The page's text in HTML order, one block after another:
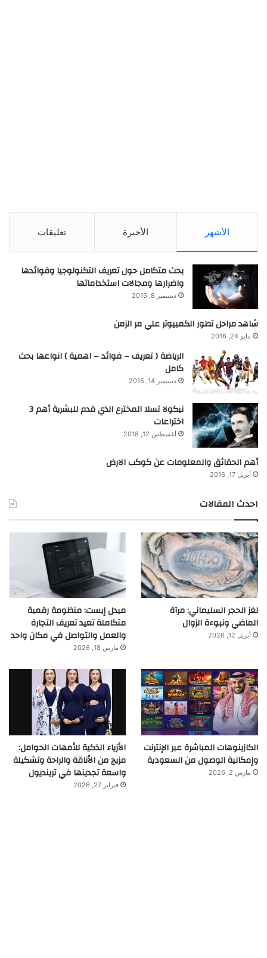
الأشهر الأخيرة تعليقات
بحث متكامل حول تعريف التكنولوجيا وفوائدها
واضرارها ومجالات استخداماتها
ديسمبر 8, 2015
شاهد مراحل تطور الكمبيوتر علي مر الزمن
مايو 24, 2016
الرياضة ( تعريف – فوائد – اهمية ) انواعها بحث
كامل
ديسمبر 14, 2015
نيكولا تسلا المخترع الذي قدم للبشرية أهم 3
اختراعات
أغسطس 12, 2018
أهم الحقائق والمعلومات عن كوكب الارض
أبريل 17, 2016
احدث المقالات
لغز الحجر السليماني: مرآة
الماضي ونبوءة الزوال
أبريل 12, 2026
ميدل إيست: منظومة رقمية
متكاملة تعيد تعريف التجارة
والعمل والتواصل في مكان واحد
مارس 18, 2026
الكازينوهات المباشرة عبر الإنترنت
وإمكانية الوصول من السعودية
مارس 2, 2026
الأزياء الذكية للأمهات الحوامل:
مزيج من الأناقة والراحة وتشكيلة
واسعة تجدينها في ترينديول
فبراير 27, 2026